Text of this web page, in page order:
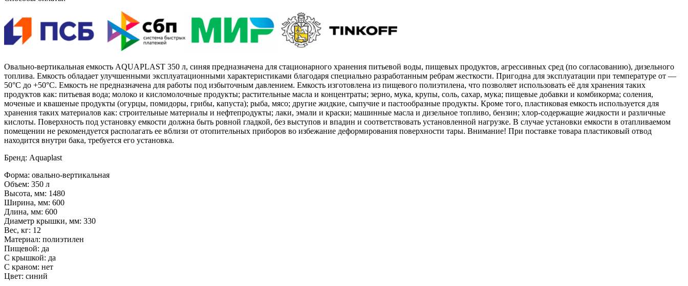
Овально-вертикальная емкость AQUAPLAST 350 л, синяя предназначена для стационарного хранения питьевой воды, пищевых продуктов, агрессивных сред (по согласованию), дизельного
топлива. Емкость обладает улучшенными эксплуатационными характеристиками благодаря специально разработанным ребрам жесткости. Пригодна для эксплуатации при температуре от —
50°С до +50°C. Емкость не предназначена для работы под избыточным давлением. Емкость изготовлена из пищевого полиэтилена, что позволяет использовать её для хранения таких
продуктов как: питьевая вода; молоко и кисломолочные продукты; растительные масла и концентраты; зерно, мука, крупы, соль, сахар, мука; пищевые добавки и комбикорма; соления,
моченые и квашеные продукты (огурцы, помидоры, грибы, капуста); рыба, мясо; другие жидкие, сыпучие и пастообразные продукты. Кроме того, пластиковая емкость используется для
хранения таких материалов как: строительные материалы и нефтепродукты; лаки, эмали и краски; машинные масла и дизельное топливо, бензин; хлор-содержащие жидкости и различные
кислоты. Поверхность под установку емкости должна быть ровной гладкой, без выступов и впадин и соответствовать установленной нагрузке. В случае установки емкости в отапливаемом
помещении не рекомендуется располагать ее вблизи от отопительных приборов во избежание деформирования поверхности тары. Внимание! При поставке товара пластиковый отвод
находится внутри бака, требуется его установка.
Бренд: Aquaplast
Форма: овально-вертикальная
Объем: 350 л
Высота, мм: 1480
Ширина, мм: 600
Длина, мм: 600
Диаметр крышки, мм: 330
Вес, кг: 12
Материал: полиэтилен
Пищевой: да
С крышкой: да
С краном: нет
Цвет: синий